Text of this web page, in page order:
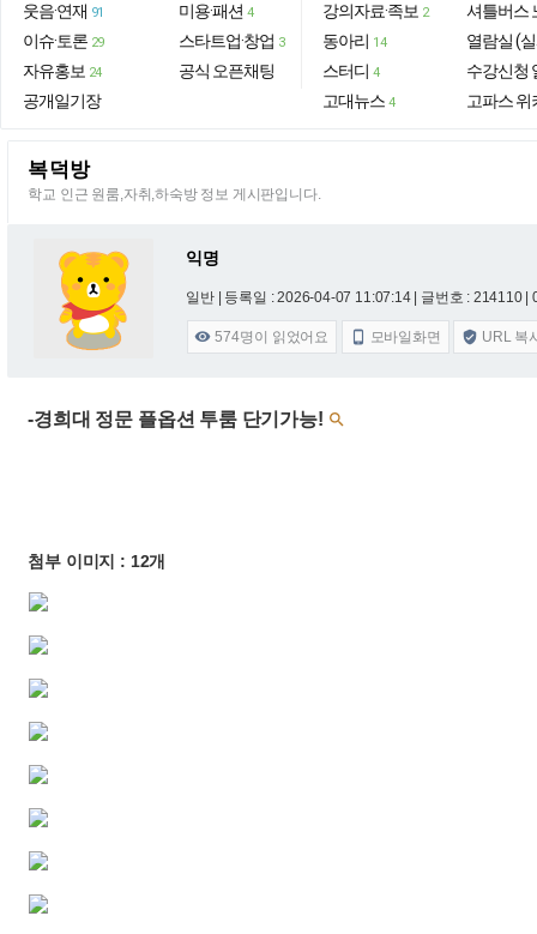
웃음·연재 91
이슈·토론 29
자유홍보 24
공개일기장
미용·패션 4
스타트업·창업 3
공식 오픈채팅
강의자료·족보 2
동아리 14
스터디 4
고대뉴스 4
셔틀버스
열람실 (
수강신청
고파스 위
복덕방
학교 인근 원룸,자취,하숙방 정보 게시판입니다.
익명
일반 | 등록일 : 2026-04-07 11:07:14 | 글번호 : 214110 |
 574명이 읽었어요  모바일화면  URL 복
-경희대 정문 플옵션 투룸 단기가능! 
첨부 이미지 : 12개